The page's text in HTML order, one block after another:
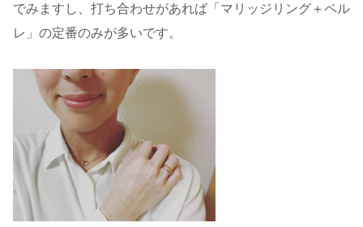
でみますし、打ち合わせがあれば「マリッジリング＋ペル
レ」の定番のみが多いです。